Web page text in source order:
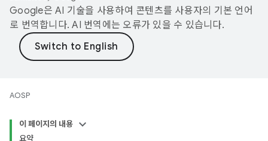
Google은 AI 기술을 사용하여 콘텐츠를 사용자의 기본 언어
로 번역합니다. AI 번역에는 오류가 있을 수 있습니다.
AOSP
이 페이지의 내용
요약